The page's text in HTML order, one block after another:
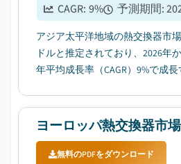
CAGR: 9% 予測期間:
アジア太平洋地域の熱交換器市
ドルと推定されており、2026年
年平均成長率（CAGR）9%で成
ヨーロッパ熱交換器市場
無料のPDFをダウンロード